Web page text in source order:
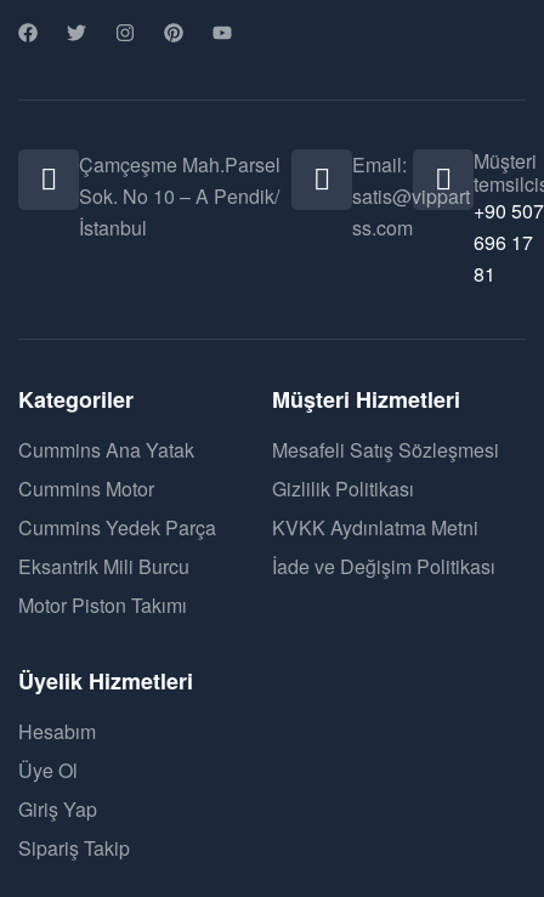
Çamçeşme Mah.Parsel
Sok. No 10 – A Pendik/
İstanbul
Email:
satis@vippart
ss.com
Müşteri
+90 507
696 17
81
Kategoriler
Cummins Ana Yatak
Cummins Motor
Cummins Yedek Parça
Eksantrik Mili Burcu
Motor Piston Takımı
Müşteri Hizmetleri
Mesafeli Satış Sözleşmesi
Gizlilik Politikası
KVKK Aydınlatma Metni
İade ve Değişim Politikası
Üyelik Hizmetleri
Hesabım
Üye Ol
Giriş Yap
Sipariş Takip